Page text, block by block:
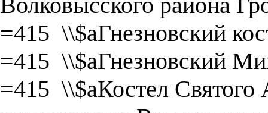
=415 \\$aГнезновский
=415 \\$aГнезновский
=415 \\$aКостел Святого